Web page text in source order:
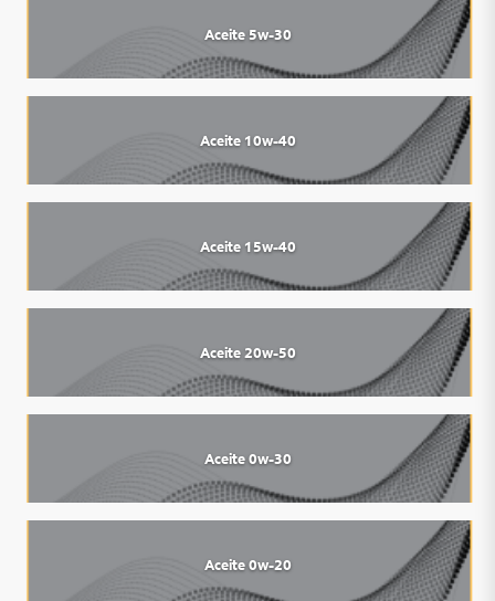
Aceite 5w-30
Aceite 10w-40
Aceite 15w-40
Aceite 20w-50
Aceite 0w-30
Aceite 0w-20